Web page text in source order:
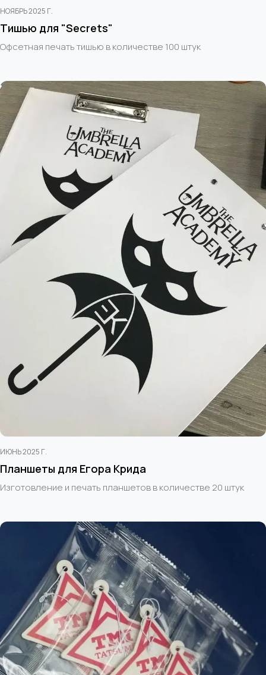
НОЯБРЬ 2025 Г.
Тишью для "Secrets"
Офсетная печать тишью в количестве 100 штук
ИЮНЬ 2025 Г.
Планшеты для Егора Крида
Изготовление и печать планшетов в количестве 20 штук